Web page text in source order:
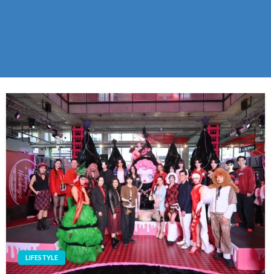
LIFESTYLE